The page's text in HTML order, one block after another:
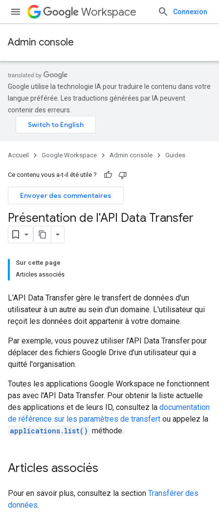
Workspace Connexion
Admin console
Google utilise la technologie IA pour traduire le contenu dans votre
langue préférée. Les traductions générées par IA peuvent
contenir des erreurs.
Accueil Google Workspace Admin console Guides
Ce contenu vous a-t-il été utile ?
Envoyer des commentaires
Présentation de l'API Data Transfer
Sur cette page
Articles associés
L'API Data Transfer gère le transfert de données d'un
utilisateur à un autre au sein d'un domaine. L'utilisateur qui
reçoit les données doit appartenir à votre domaine.
Par exemple, vous pouvez utiliser l'API Data Transfer pour
déplacer des fichiers Google Drive d'un utilisateur qui a
quitté l'organisation.
Toutes les applications Google Workspace ne fonctionnent
pas avec l'API Data Transfer. Pour obtenir la liste actuelle
des applications et de leurs ID, consultez la documentation
de référence sur les paramètres de transfert ou appelez la
applications.list() méthode.
Articles associés
Pour en savoir plus, consultez la section Transférer des
données.